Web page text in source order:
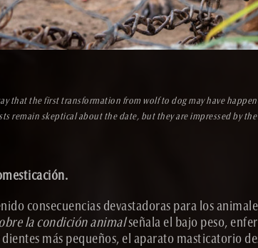
that the first transformation from wolf to dog may have
remain skeptical about the date, but they are impressed by
consecuencias devastadoras para los
la condición animalseñala el bajo peso,
más pequeños, el aparato masticatorio